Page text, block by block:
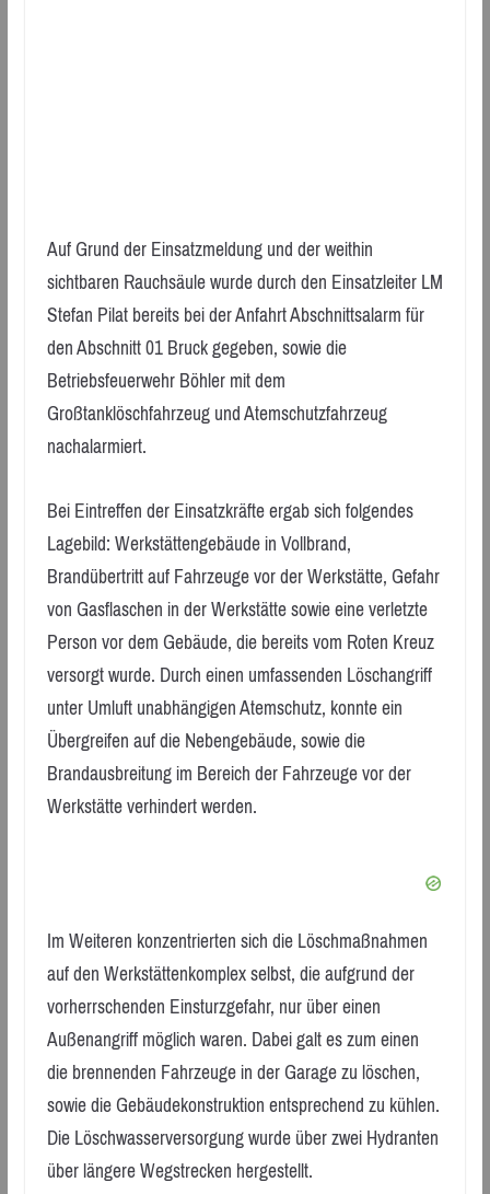
Auf Grund der Einsatzmeldung und der weithin
sichtbaren Rauchsäule wurde durch den Einsatzleiter LM
Stefan Pilat bereits bei der Anfahrt Abschnittsalarm für
den Abschnitt 01 Bruck gegeben, sowie die
Betriebsfeuerwehr Böhler mit dem
Großtanklöschfahrzeug und Atemschutzfahrzeug
nachalarmiert.
Bei Eintreffen der Einsatzkräfte ergab sich folgendes
Lagebild: Werkstättengebäude in Vollbrand,
Brandübertritt auf Fahrzeuge vor der Werkstätte, Gefahr
von Gasflaschen in der Werkstätte sowie eine verletzte
Person vor dem Gebäude, die bereits vom Roten Kreuz
versorgt wurde. Durch einen umfassenden Löschangriff
unter Umluft unabhängigen Atemschutz, konnte ein
Übergreifen auf die Nebengebäude, sowie die
Brandausbreitung im Bereich der Fahrzeuge vor der
Werkstätte verhindert werden.
Im Weiteren konzentrierten sich die Löschmaßnahmen
auf den Werkstättenkomplex selbst, die aufgrund der
vorherrschenden Einsturzgefahr, nur über einen
Außenangriff möglich waren. Dabei galt es zum einen
die brennenden Fahrzeuge in der Garage zu löschen,
sowie die Gebäudekonstruktion entsprechend zu kühlen.
Die Löschwasserversorgung wurde über zwei Hydranten
über längere Wegstrecken hergestellt.